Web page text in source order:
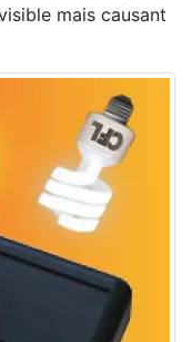
mais causant